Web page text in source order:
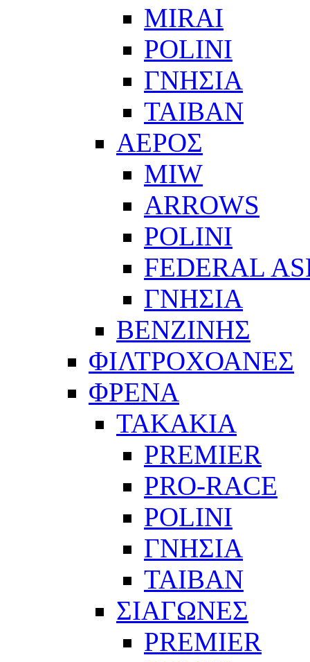
MIRAI
POLINI
ΓΝΗΣΙΑ
ΤΑΙΒΑΝ
ΑΕΡΟΣ
MIW
ARROWS
POLINI
FEDERAL
ΓΝΗΣΙΑ
ΒΕΝΖΙΝΗΣ
ΦΙΛΤΡΟΧΟΑΝΕΣ
ΦΡΕΝΑ
ΤΑΚΑΚΙΑ
PREMIER
PRO-RACE
POLINI
ΓΝΗΣΙΑ
ΤΑΙΒΑΝ
ΣΙΑΓΩΝΕΣ
PREMIER